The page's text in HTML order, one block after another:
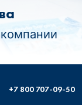
+7 800 707-09-50